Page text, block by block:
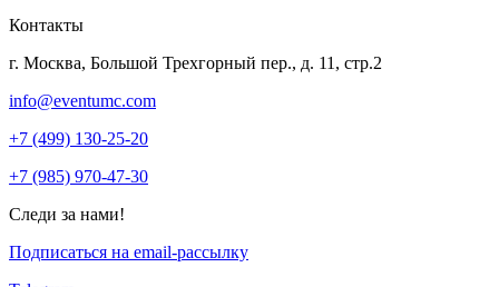
Контакты
г. Москва, Большой Трехгорный пер., д. 11, стр.2
info@eventumc.com
+7 (499) 130-25-20
+7 (985) 970-47-30
Следи за нами!
Подписаться на email-рассылку